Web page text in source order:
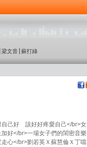
梁文音 蘇打綠
己好 該好好疼愛自己</br>女
</br>一場女子們的閨密音樂
</br>劉若英Ｘ蘇慧倫Ｘ丁噹